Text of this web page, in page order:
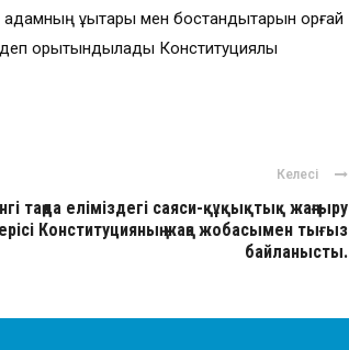
құқықтары мен бостандықтарын қорғай
қорытындылады Конституциялық
Келесі
таңда еліміздегі саяси-құқықтық жаңғыру
Конституцияның жаңа жобасымен тығыз
байланысты.